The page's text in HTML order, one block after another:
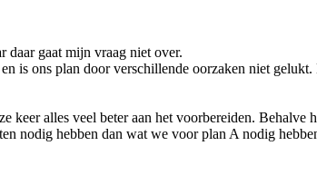
daar gaat mijn vraag niet over.
is ons plan door verschillende oorzaken niet
keer alles veel beter aan het voorbereiden.
nodig hebben dan wat we voor plan A nodig